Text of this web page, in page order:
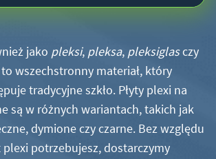
jako pleksi, pleksa, pleksiglasczy
wszechstronny materiał, który
tradycyjne szkło. Płyty plexi na
są w różnych wariantach, takich jak
dymione czy czarne. Bez względu
plexi potrzebujesz, dostarczymy